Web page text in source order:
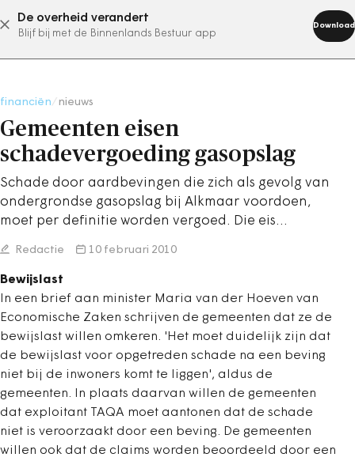
De overheid verandert
Blijf bij met de Binnenlands Bestuur app
Download
abonneer nu
financiën nieuws
Gemeenten eisen
schadevergoeding gasopslag
Schade door aardbevingen die zich als gevolg van
ondergrondse gasopslag bij Alkmaar voordoen,
moet per definitie worden vergoed. Die eis…
Redactie 10 februari 2010
Bewijslast
In een brief aan minister Maria van der Hoeven van
Economische Zaken schrijven de gemeenten dat ze de
bewijslast willen omkeren. 'Het moet duidelijk zijn dat
de bewijslast voor opgetreden schade na een beving
niet bij de inwoners komt te liggen', aldus de
gemeenten. In plaats daarvan willen de gemeenten
dat exploitant TAQA moet aantonen dat de schade
niet is veroorzaakt door een beving. De gemeenten
willen ook dat de claims worden beoordeeld door een